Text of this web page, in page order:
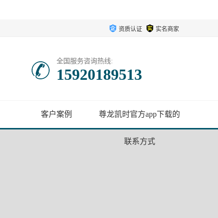
资质认证 实名商家
全国服务咨询热线:
15920189513
客户案例 尊龙凯时官方app下载的
联系方式